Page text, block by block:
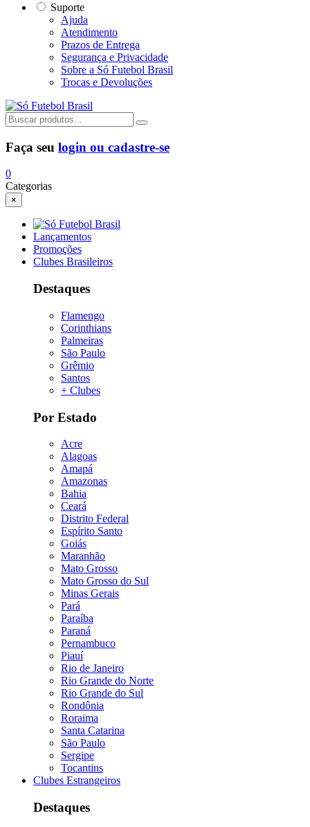
Suporte
Ajuda
Atendimento
Prazos de Entrega
Segurança e Privacidade
Sobre a Só Futebol Brasil
Trocas e Devoluções
Faça seu login ou cadastre-se
0
Categorias
×
Lançamentos
Promoções
Clubes Brasileiros
Destaques
Flamengo
Corinthians
Palmeiras
São Paulo
Grêmio
Santos
+ Clubes
Por Estado
Acre
Alagoas
Amapá
Amazonas
Bahia
Ceará
Distrito Federal
Espírito Santo
Goiás
Maranhão
Mato Grosso
Mato Grosso do Sul
Minas Gerais
Pará
Paraíba
Paraná
Pernambuco
Piauí
Rio de Janeiro
Rio Grande do Norte
Rio Grande do Sul
Rondônia
Roraima
Santa Catarina
São Paulo
Sergipe
Tocantins
Clubes Estrangeiros
Destaques